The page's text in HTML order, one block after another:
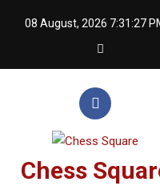
08 August, 2026 7:31:27
Chess